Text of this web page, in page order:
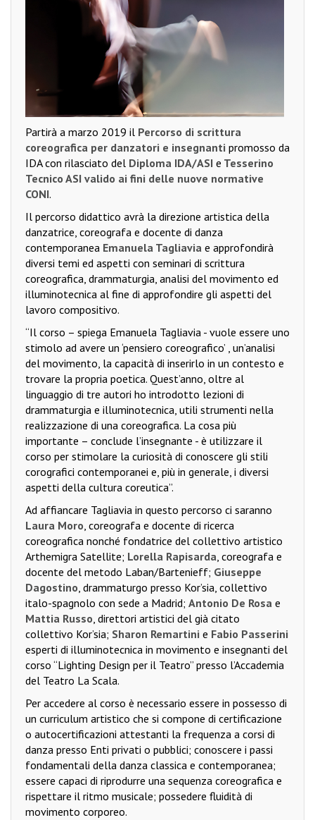
Partirà a marzo 2019 il Percorso di scrittura
coreografica per danzatori e insegnanti promosso da
IDA con rilasciato del Diploma IDA/ASI e Tesserino
Tecnico ASI valido ai fini delle nuove normative
CONI.
Il percorso didattico avrà la direzione artistica della
danzatrice, coreografa e docente di danza
contemporanea Emanuela Tagliavia e approfondirà
diversi temi ed aspetti con seminari di scrittura
coreografica, drammaturgia, analisi del movimento ed
illuminotecnica al fine di approfondire gli aspetti del
lavoro compositivo.
“Il corso – spiega Emanuela Tagliavia - vuole essere uno
stimolo ad avere un ‘pensiero coreografico’ , un’analisi
del movimento, la capacità di inserirlo in un contesto e
trovare la propria poetica. Quest’anno, oltre al
linguaggio di tre autori ho introdotto lezioni di
drammaturgia e illuminotecnica, utili strumenti nella
realizzazione di una coreografica. La cosa più
importante – conclude l’insegnante - è utilizzare il
corso per stimolare la curiosità di conoscere gli stili
corografici contemporanei e, più in generale, i diversi
aspetti della cultura coreutica”.
Ad affiancare Tagliavia in questo percorso ci saranno
Laura Moro, coreografa e docente di ricerca
coreografica nonché fondatrice del collettivo artistico
Arthemigra Satellite; Lorella Rapisarda, coreografa e
docente del metodo Laban/Bartenieff; Giuseppe
Dagostino, drammaturgo presso Kor’sia, collettivo
italo-spagnolo con sede a Madrid; Antonio De Rosa e
Mattia Russo, direttori artistici del già citato
collettivo Kor’sia; Sharon Remartini e Fabio Passerini
esperti di illuminotecnica in movimento e insegnanti del
corso “Lighting Design per il Teatro” presso l’Accademia
del Teatro La Scala.
Per accedere al corso è necessario essere in possesso di
un curriculum artistico che si compone di certificazione
o autocertificazioni attestanti la frequenza a corsi di
danza presso Enti privati o pubblici; conoscere i passi
fondamentali della danza classica e contemporanea;
essere capaci di riprodurre una sequenza coreografica e
rispettare il ritmo musicale; possedere fluidità di
movimento corporeo.